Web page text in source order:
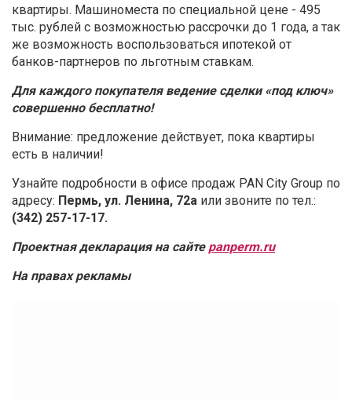
квартиры. Машиноместа по специальной цене - 495
тыс. рублей с возможностью рассрочки до 1 года, а так
же возможность воспользоваться ипотекой от
банков-партнеров по льготным ставкам.
Для каждого покупателя ведение сделки «под ключ»
совершенно бесплатно!
Внимание: предложение действует, пока квартиры
есть в наличии!
Узнайте подробности в офисе продаж PAN City Group по
адресу: Пермь, ул. Ленина, 72а или звоните по тел.:
(342) 257-17-17.
Проектная декларация на сайте panperm.ru
На правах рекламы